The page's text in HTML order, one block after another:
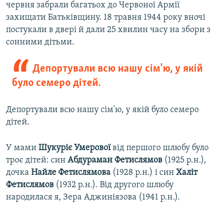
червня забрали багатьох до Червоної Армії
захищати Батьківщину. 18 травня 1944 року вночі
постукали в двері й дали 25 хвилин часу на збори з
сонними дітьми.
Депортували всю нашу сім'ю, у якій
було семеро дітей.
Депортували всю нашу сім'ю, у якій було семеро
дітей.
У мами Шукуріє Умеровоївід першого шлюбу було
троє дітей: син Абдураман Фетислямов (1925 р.н.),
дочка Найле Фетислямова (1928 р.н.) і син Халіт
Фетислямов (1932 р.н.). Від другого шлюбу
народилася я, Зера Аджиніязова (1941 р.н.).